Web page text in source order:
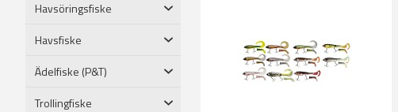
Havsöringsfiske
Havsfiske
Ädelfiske (P&T)
Trollingfiske